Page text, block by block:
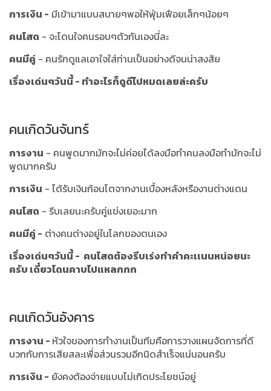
การเงิน - มีเข้ามาแบบสบายๆพอให้ฟุ่มเฟือยเล็กๆน้อยๆ
คนโสด - จะโดนใจคนรอบๆตัวกันเองนี่ละ
คนมีคู่ - คนรักดูแลเอาใจใส่ท่านเป็นอย่างดีจนน่าสงสัย
เรื่องเด่นๆวันนี้ - ทำอะไรก็ดูดีไปหมดเลยล่ะครับ
คนเกิดวันจันทร์
การงาน - คนพูดมากมักจะไม่ค่อยได้ลงมือทำคนลงมือทำมักจะไม่
พูดมากครับ
การเงิน - ได้รับเงินก้อนโตจากงานเบื้องหลังหรืองานต่างแดน
คนโสด - รีบเลยนะครับคู่แข่งเยอะมาก
คนมีคู่ - ต่างคนต่างอยู่ในโลกของตนเอง
เรื่องเด่นๆวันนี้ - คนโสดต้องรีบเร่งทำคำคะเเนนหน่อยนะ
ครับ เดี๋ยวโดนคาบไปแหลกกก
คนเกิดวันอังคาร
การงาน - หัวใจของการทำงานเป็นทีมคือการวางแผนจัดการที่ดี
บวกกับการเสียสละเพื่อส่วนรวมอีกนิดสำเร็จแน่นอนครับ
การเงิน - ยังคงต้องจ่ายแบบไม่เกิดประโยชน์อยู่